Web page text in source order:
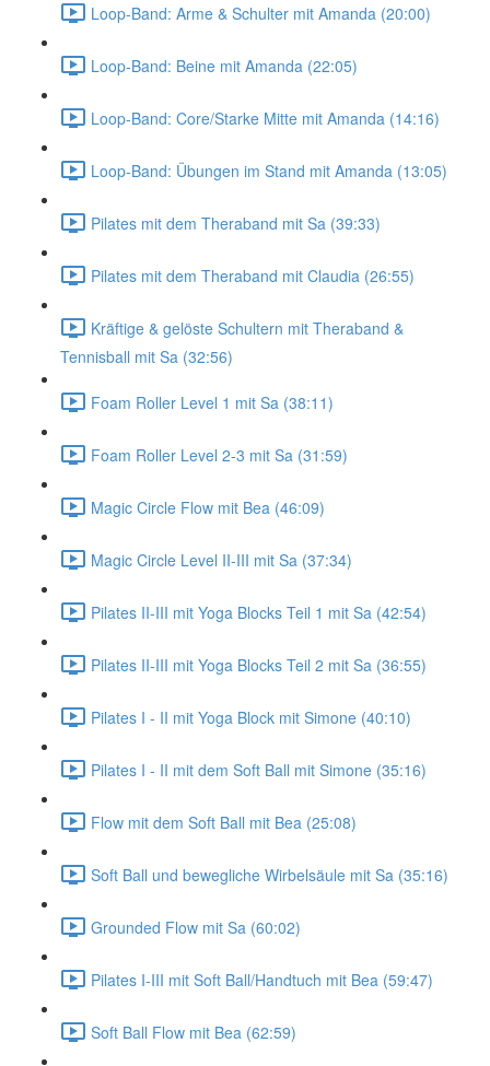
Loop-Band: Arme & Schulter mit Amanda (20:00)
Loop-Band: Beine mit Amanda (22:05)
Loop-Band: Core/Starke Mitte mit Amanda (14:16)
Loop-Band: Übungen im Stand mit Amanda (13:05)
Pilates mit dem Theraband mit Sa (39:33)
Pilates mit dem Theraband mit Claudia (26:55)
Kräftige & gelöste Schultern mit Theraband &
Tennisball mit Sa (32:56)
Foam Roller Level 1 mit Sa (38:11)
Foam Roller Level 2-3 mit Sa (31:59)
Magic Circle Flow mit Bea (46:09)
Magic Circle Level II-III mit Sa (37:34)
Pilates II-III mit Yoga Blocks Teil 1 mit Sa (42:54)
Pilates II-III mit Yoga Blocks Teil 2 mit Sa (36:55)
Pilates I - II mit Yoga Block mit Simone (40:10)
Pilates I - II mit dem Soft Ball mit Simone (35:16)
Flow mit dem Soft Ball mit Bea (25:08)
Soft Ball und bewegliche Wirbelsäule mit Sa (35:16)
Grounded Flow mit Sa (60:02)
Pilates I-III mit Soft Ball/Handtuch mit Bea (59:47)
Soft Ball Flow mit Bea (62:59)